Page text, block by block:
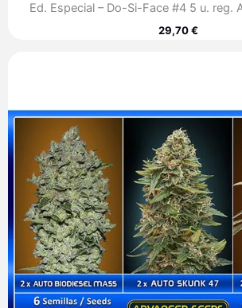
Ed. Especial – Do-Si-Face #4 5 u. reg.
29,70€